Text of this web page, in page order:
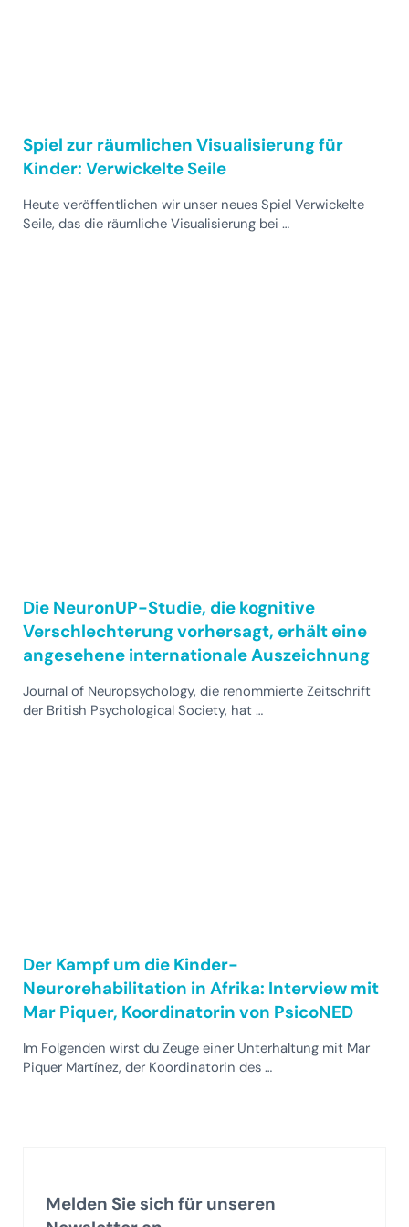
Spiel zur räumlichen Visualisierung für
Kinder: Verwickelte Seile
Heute veröffentlichen wir unser neues Spiel Verwickelte
Seile, das die räumliche Visualisierung bei …
Die NeuronUP-Studie, die kognitive
Verschlechterung vorhersagt, erhält eine
angesehene internationale Auszeichnung
Journal of Neuropsychology, die renommierte Zeitschrift
der British Psychological Society, hat …
Der Kampf um die Kinder-
Neurorehabilitation in Afrika: Interview mit
Mar Piquer, Koordinatorin von PsicoNED
Im Folgenden wirst du Zeuge einer Unterhaltung mit Mar
Piquer Martínez, der Koordinatorin des …
Melden Sie sich für unseren